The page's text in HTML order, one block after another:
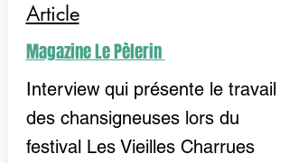
Article
Magazine Le Pèlerin
Interview qui présente le travail
des chansigneuses lors du
festival Les Vieilles Charrues